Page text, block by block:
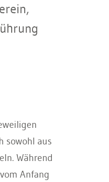
sowohl aus
Während
Anfang